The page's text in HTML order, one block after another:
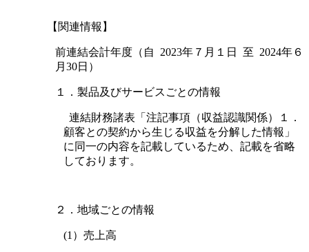
【関連情報】
前連結会計年度（自 2023年７月１日 至 2024年６
月30日）
１．製品及びサービスごとの情報
連結財務諸表「注記事項（収益認識関係）１．
顧客との契約から生じる収益を分解した情報」
に同一の内容を記載しているため、記載を省略
しております。
２．地域ごとの情報
(1）売上高